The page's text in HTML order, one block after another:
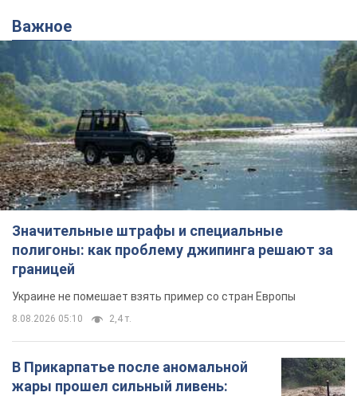
Важное
Значительные штрафы и специальные
полигоны: как проблему джипинга решают за
границей
Украине не помешает взять пример со стран Европы
8.08.2026 05:10 2,4 т.
В Прикарпатье после аномальной
жары прошел сильный ливень: